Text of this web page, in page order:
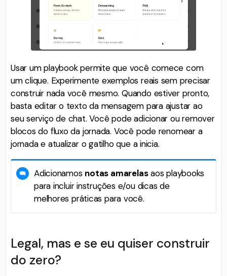
Usar um playbook permite que você comece com
um clique. Experimente exemplos reais sem precisar
construir nada você mesmo. Quando estiver pronto,
basta editar o texto da mensagem para ajustar ao
seu serviço de chat. Você pode adicionar ou remover
blocos do fluxo da jornada. Você pode renomear a
jornada e atualizar o gatilho que a inicia.
Adicionamos notas amarelasaos playbooks
para incluir instruções e/ou dicas de
melhores práticas para você.
Legal, mas e se eu quiser construir
do zero?